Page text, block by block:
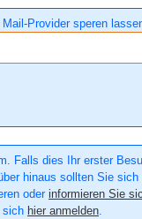
Provider speren
Falls dies Ihr erster
hinaus sollten Sie
oder informieren Sie
sich hier anmelden.